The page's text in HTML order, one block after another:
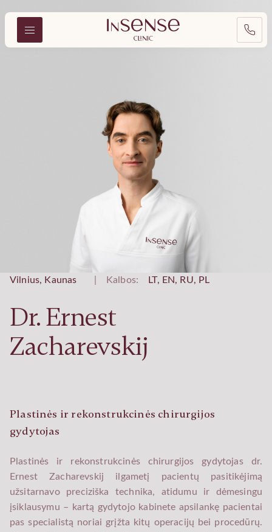
Vilnius, Kaunas Kalbos: LT, EN, RU, PL
Dr. Ernest
Zacharevskij
Plastinės ir rekonstrukcinės chirurgijos
gydytojas
Plastinės ir rekonstrukcinės chirurgijos gydytojas dr.
Ernest Zacharevskij ilgametį pacientų pasitikėjimą
užsitarnavo preciziška technika, atidumu ir dėmesingu
įsiklausymu – kartą gydytojo kabinete apsilankę pacientai
pas specialistą noriai grįžta kitų operacijų bei procedūrų.